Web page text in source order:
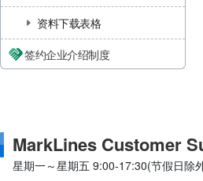
资料下载表格
签约企业介绍制度
MarkLines Customer
星期一～星期五 9:00-17:30(节假日除